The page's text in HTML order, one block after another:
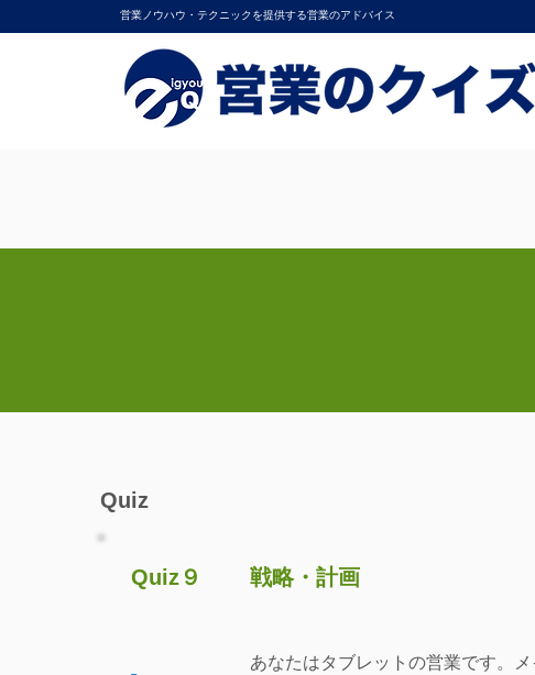
営業ノウハウ・テクニックを提供する営業のアドバイス
Quiz
Quiz９ 戦略・計画
あなたはタブレットの営業です。